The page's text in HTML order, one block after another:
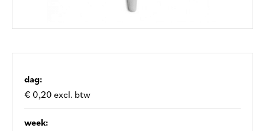
dag:
€ 0,20 excl. btw
week: